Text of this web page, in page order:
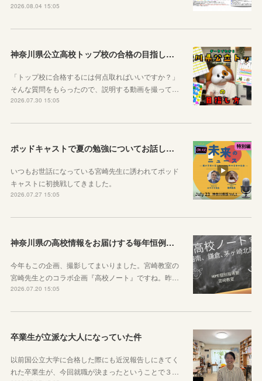
2026.08.04 15:05
神奈川県公立高校トップ校の合格の目指し方について動画をアップしました
「トップ校に合格するには何点取ればいいですか？」
そんな質問をもらったので、説明する動画を撮って…
2026.07.30 15:05
ポッドキャストで夏の勉強についてお話ししています！
いつもお世話になっている宮崎先生に誘われてポッド
キャストに初挑戦してきました。
2026.07.27 15:05
神奈川県の高校情報をお届けする毎年恒例のコラボ企画のお知らせ
今年もこの企画、撮影してまいりました。宮崎教室の
宮崎先生とのコラボ企画『高校ノート』ですね。昨…
2026.07.20 15:05
卒業生が立派な大人になっていた件
以前国公立大学に合格した際にも近況報告しにきてく
れた卒業生が、今回就職が決まったということで３…